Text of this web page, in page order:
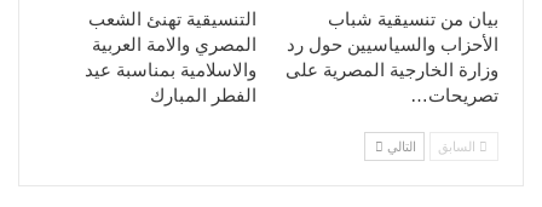
التنسيقية تهنئ الشعب
المصري والامة العربية
والاسلامية بمناسبة عيد
الفطر المبارك
بيان من تنسيقية شباب
الأحزاب والسياسيين حول رد
وزارة الخارجية المصرية على
تصريحات…
السابق التالي